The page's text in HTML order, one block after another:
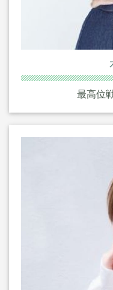
最高位